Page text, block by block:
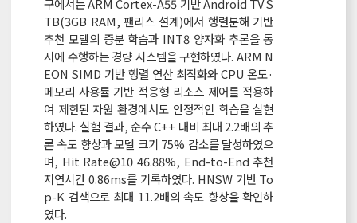
TB(3GB RAM, 팬리스 설계)에서 행렬분해 기반
추천 모델의 증분 학습과 INT8 양자화 추론을 동
시에 수행하는 경량 시스템을 구현하였다. ARM N
EON SIMD 기반 행렬 연산 최적화와 CPU 온도·
메모리 사용률 기반 적응형 리소스 제어를 적용하
여 제한된 자원 환경에서도 안정적인 학습을 실현
하였다. 실험 결과, 순수 C++ 대비 최대 2.2배의 추
론 속도 향상과 모델 크기 75% 감소를 달성하였으
며, Hit Rate@10 46.88%, End-to-End 추천
지연시간 0.86ms를 기록하였다. HNSW 기반 To
p-K 검색으로 최대 11.2배의 속도 향상을 확인하
였다.